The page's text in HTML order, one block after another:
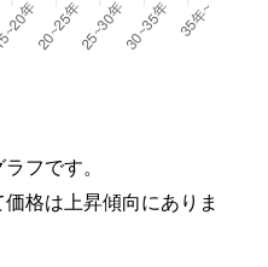
フです。
格は上昇傾向にありま